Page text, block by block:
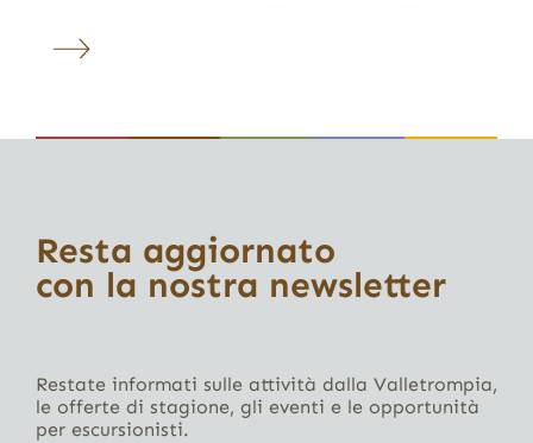
Resta aggiornato
con la nostra newsletter
Restate informati sulle attività dalla Valletrompia,
le offerte di stagione, gli eventi e le opportunità
per escursionisti.